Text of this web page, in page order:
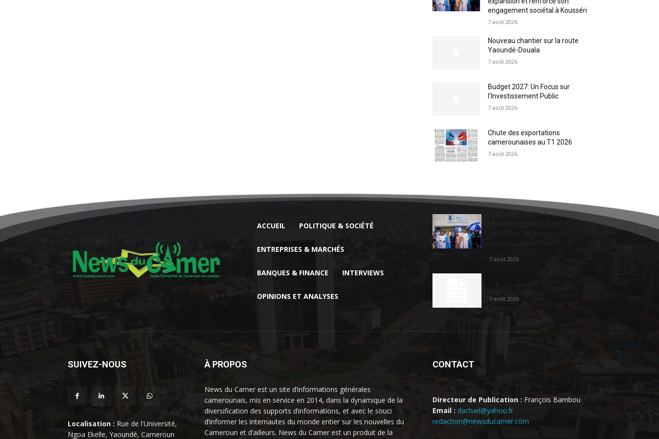
engagement sociétal à Kousséri
7 août 2026
Nouveau chantier sur la route
Yaoundé-Douala
7 août 2026
Budget 2027: Un Focus sur
l’Investissement Public
7 août 2026
Chute des exportations
camerounaises au T1 2026
7 août 2026
ACCUEIL POLITIQUE & SOCIÉTÉ
ENTREPRISES & MARCHÉS
BANQUES & FINANCE INTERVIEWS
OPINIONS ET ANALYSES
Extrême-nord : BGFIBank
7 août 2026
7 août 2026
SUIVEZ-NOUS
Localisation : Rue de l'Université,
Ngoa Ekelle, Yaoundé, Cameroun
À PROPOS
News du Camer est un site d’informations générales
camerounais, mis en service en 2014, dans la dynamique de la
diversification des supports d’informations, et avec le souci
d’informer les internautes du monde entier sur les nouvelles du
Cameroun et d’ailleurs. News du Camer est un produit de la
CONTACT
Directeur de Publication : François Bambou
Email : dactuel@yahoo.fr
redaction@newsducamer.com